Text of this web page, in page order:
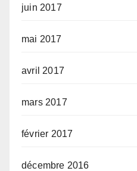
juin 2017
mai 2017
avril 2017
mars 2017
février 2017
décembre 2016